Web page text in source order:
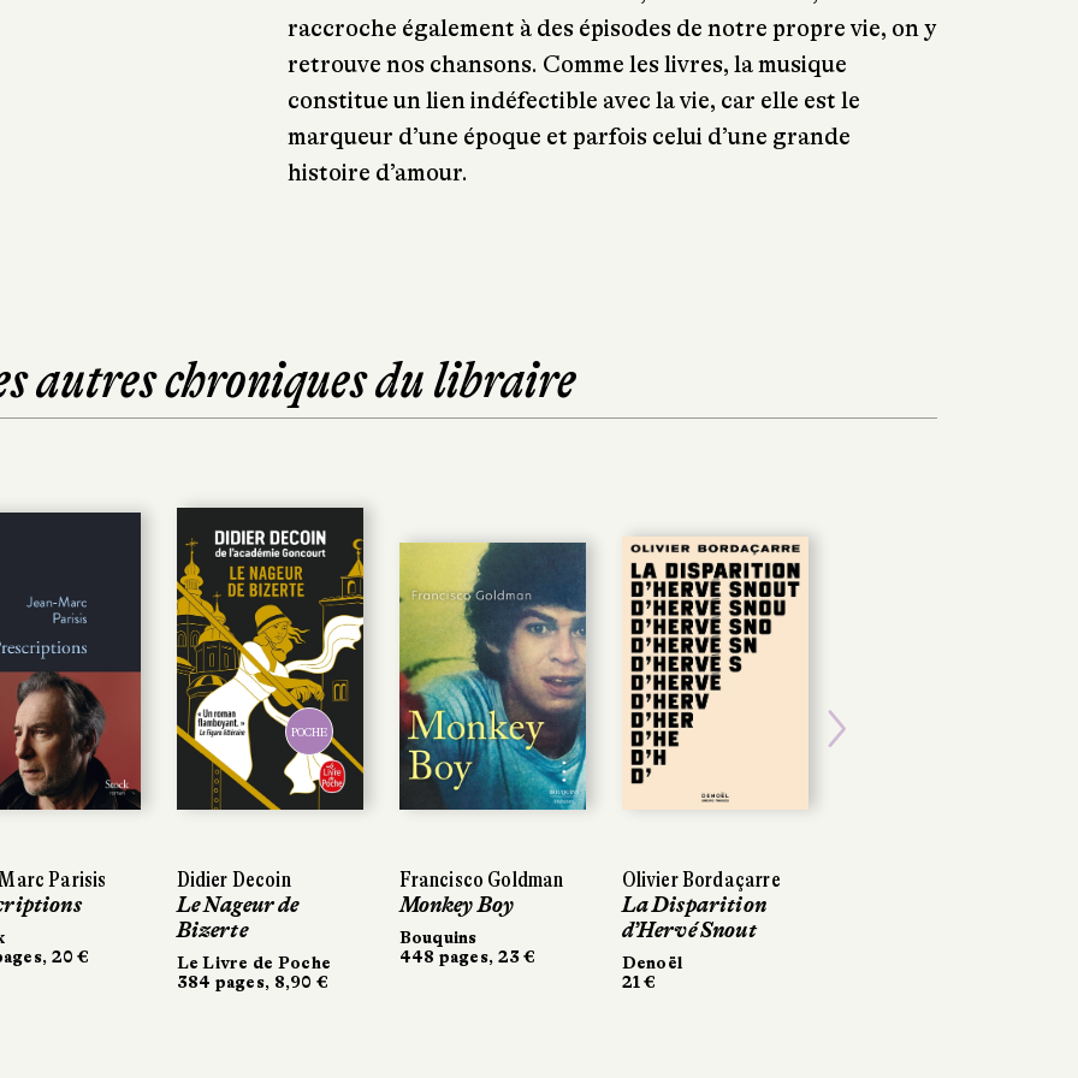
raccroche également à des épisodes de notre propre vie, on y
retrouve nos chansons. Comme les livres, la musique
constitue un lien indéfectible avec la vie, car elle est le
marqueur d’une époque et parfois celui d’une grande
histoire d’amour.
autres chroniques du libraire
Parisis
20 €
POCHE
Didier Decoin
Le Nageur de
Bizerte
Le Livre de Poche
384 pages, 8,90 €
Francisco Goldman
Monkey Boy
Bouquins
448 pages, 23 €
Olivier Bordaçarre
La Disparition
d’Hervé Snout
Denoël
21 €
Parisis
20 €
POCHE
Didier Decoin
Le Nageur de
Bizerte
Le Livre de Poche
384 pages, 8,90 €
Francisco Goldman
Monkey Boy
Bouquins
448 pages, 23 €
Olivier Bordaçarre
La Disparition
d’Hervé Snout
Denoël
21 €